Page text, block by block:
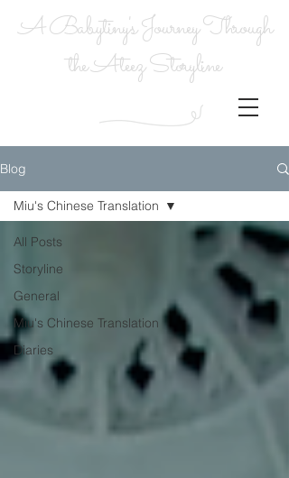
A Babytiny's Journey Through
the Ateez Storyline
Blog
All Posts
Storyline
General
Miu's Chinese Translation
Diaries
Miu's Chinese Translation